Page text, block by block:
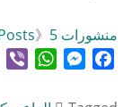
منشورات Posts 》 5. كتاب تأملات شهر مايو 2022
Facebook